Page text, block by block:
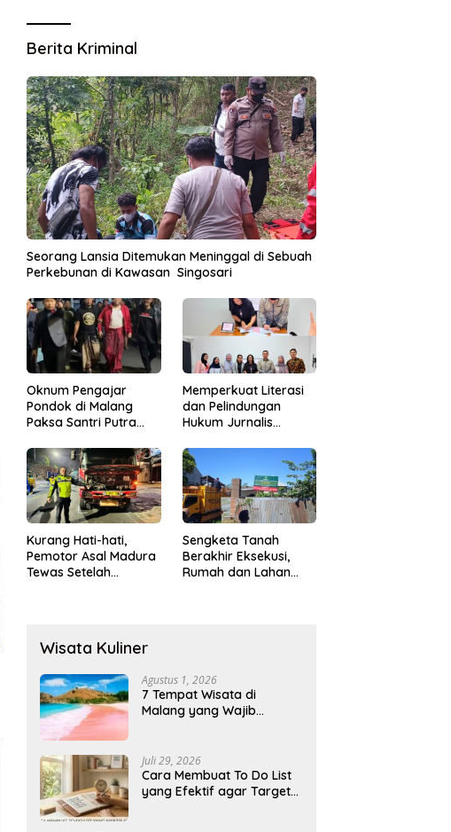
Berita Kriminal
Seorang Lansia Ditemukan Meninggal di Sebuah
Perkebunan di Kawasan Singosari
Oknum Pengajar
Pondok di Malang
Paksa Santri Putra
Memperkuat Literasi
dan Pelindungan
Hukum Jurnalis
Hukumonline
Menyediakan Layanan
AI Gratis
Kurang Hati-hati,
Pemotor Asal Madura
Tewas Setelah
Sengketa Tanah
Berakhir Eksekusi,
Rumah dan Lahan
Wisata Kuliner
Agustus 1, 2026
7 Tempat Wisata di
Malang yang Wajib
Juli 29, 2026
Cara Membuat To Do List
yang Efektif agar Target